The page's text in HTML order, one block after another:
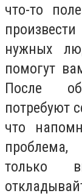
что-то
нужных
помогут
После
потребуют
что
только